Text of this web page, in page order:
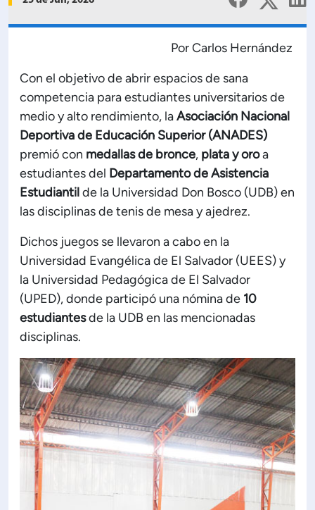
Estructura organizativa
Rector
Académica
Secretaría General
de Ciencia y Tecnología
de Gestión Institucional
de Administración y Finanzas
Profesional e Internacionalización
Calidad Académica
Políticas institucionales
Publicaciones
Por Carlos Hernández
Con el objetivo de abrir espacios de sana
competencia para estudiantes universitarios de
medio y alto rendimiento, laAsociación Nacional
Deportiva de Educación Superior (ANADES)
premió con medallas de bronce, plata y oroa
estudiantes del Departamento de Asistencia
Estudiantilde la Universidad Don Bosco (UDB) en
las disciplinas de tenis de mesa y ajedrez.
Dichos juegos se llevaron a cabo en la
Universidad Evangélica de El Salvador (UEES) y
la Universidad Pedagógica de El Salvador
(UPED), donde participó una nómina de 10
estudiantesde la UDB en las mencionadas
disciplinas.